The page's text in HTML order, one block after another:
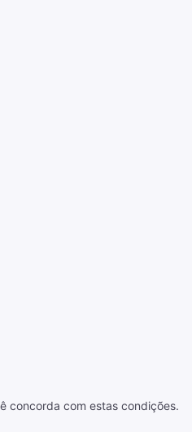
concorda com estas condições.